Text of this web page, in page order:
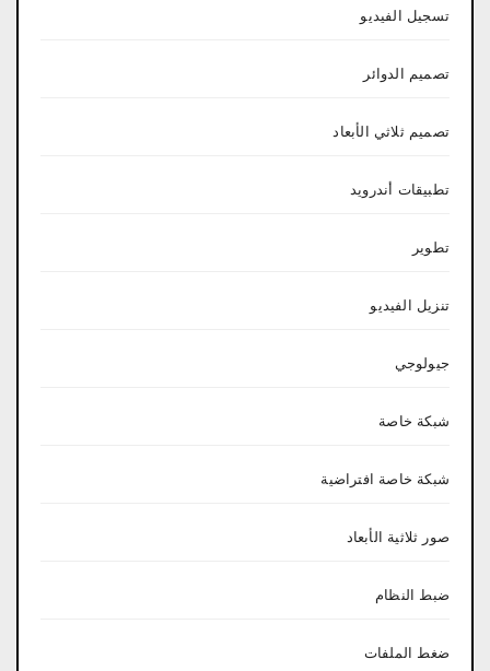
تسجيل الفيديو
تصميم الدوائر
تصميم ثلاثي الأبعاد
تطبيقات أندرويد
تطوير
تنزيل الفيديو
جيولوجي
شبكة خاصة
شبكة خاصة افتراضية
صور ثلاثية الأبعاد
ضبط النظام
ضغط الملفات